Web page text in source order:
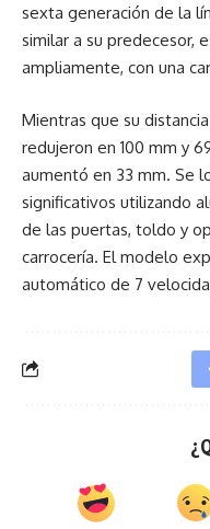
sexta generación de la
similar a su predecesor,
ampliamente, con una
Mientras que su
redujeron en 100 mm y
aumentó en 33 mm. Se
significativos utilizando
de las puertas, toldo y
carrocería. El modelo
automático de 7